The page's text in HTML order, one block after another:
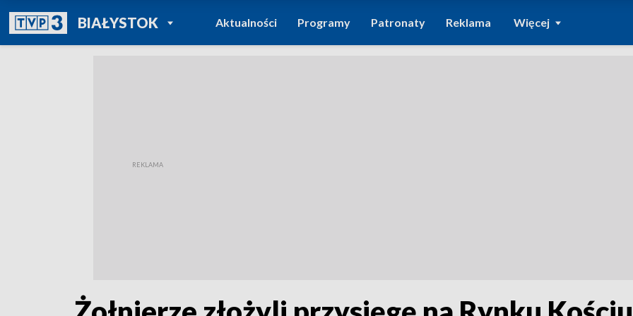
BIAŁYSTOKPOWRÓT DO
TVP REGIONY
Aktualności Programy Patronaty Reklama Więcej